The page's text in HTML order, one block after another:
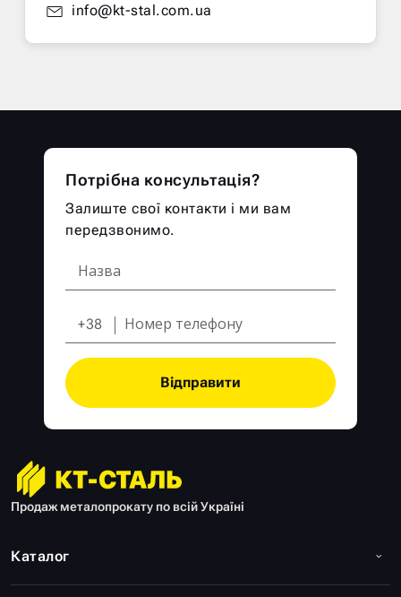
info@kt-stal.com.ua
Продаж металопрокату по всій Україні
Каталог
Потрібна консультація?
Залиште свої контакти і ми вам
передзвонимо.
+38
Відправити